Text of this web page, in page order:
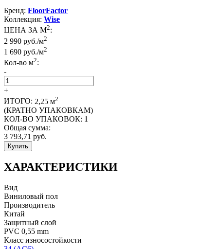
Бренд: FloorFactor
Коллекция: Wise
ЦЕНА ЗА М2:
2 990 руб./м2
1 690 руб./м2
Кол-во м2:
-
+
ИТОГО: 2,25 м2
(КРАТНО УПАКОВКАМ)
КОЛ-ВО УПАКОВОК: 1
Общая сумма:
3 793,71 руб.
Купить
ХАРАКТЕРИСТИКИ
Вид
Виниловый пол
Производитель
Китай
Защитный слой
PVC 0,55 mm
Класс износостойкости